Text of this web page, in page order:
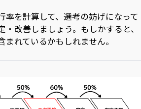
率を計算して、選考の妨げになって
・改善しましょう。もしかすると、
まれているかもしれません。